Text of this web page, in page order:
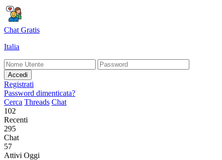
Chat Gratis
Italia
Accedi
Registrati
Password dimenticata?
Cerca Threads Chat
102
Recenti
295
Chat
57
Attivi Oggi